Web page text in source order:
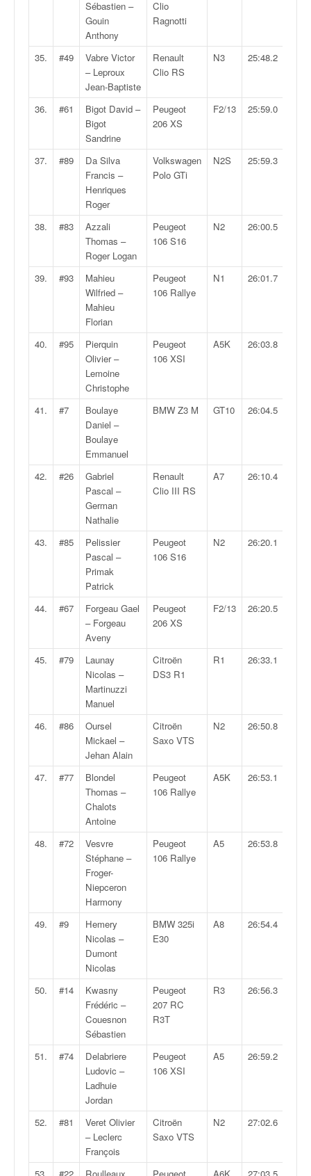
Sébastien –
Gouin
Anthony
Clio
Ragnotti
35. #49
Vabre Victor
– Leproux
Jean-Baptiste
Renault
Clio RS
N3 25:48.2
36. #61
Bigot David –
Bigot
Sandrine
Peugeot
206 XS
F2/13 25:59.0
37. #89
Da Silva
Francis –
Henriques
Roger
Volkswagen
Polo GTi
N2S 25:59.3
38. #83
Azzali
Thomas –
Roger Logan
Peugeot
106 S16
N2 26:00.5
39. #93
Mahieu
Wilfried –
Mahieu
Florian
Peugeot
106 Rallye
N1 26:01.7
40. #95
Pierquin
Olivier –
Lemoine
Christophe
Peugeot
106 XSI
A5K 26:03.8
41. #7
Boulaye
Daniel –
Boulaye
Emmanuel
BMW Z3 M GT10 26:04.5
42. #26
Gabriel
Pascal –
German
Nathalie
Renault
Clio III RS
A7 26:10.4
43. #85
Pelissier
Pascal –
Primak
Patrick
Peugeot
106 S16
N2 26:20.1
44. #67
Forgeau Gael
– Forgeau
Aveny
Peugeot
206 XS
F2/13 26:20.5
45. #79
Launay
Nicolas –
Martinuzzi
Manuel
Citroën
DS3 R1
R1 26:33.1
46. #86
Oursel
Mickael –
Jehan Alain
Citroën
Saxo VTS
N2 26:50.8
47. #77
Blondel
Thomas –
Chalots
Antoine
Peugeot
106 Rallye
A5K 26:53.1
48. #72
Vesvre
Stéphane –
Froger-
Niepceron
Harmony
Peugeot
106 Rallye
A5 26:53.8
49. #9
Hemery
Nicolas –
Dumont
Nicolas
BMW 325i
E30
A8 26:54.4
50. #14
Kwasny
Frédéric –
Couesnon
Sébastien
Peugeot
207 RC
R3T
R3 26:56.3
51. #74
Delabriere
Ludovic –
Ladhuie
Jordan
Peugeot
106 XSI
A5 26:59.2
52. #81
Veret Olivier
– Leclerc
François
Citroën
Saxo VTS
N2 27:02.6